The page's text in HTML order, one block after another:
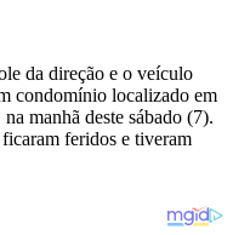
da direção e o veículo
condomínio localizado em
manhã deste sábado (7).
feridos e tiveram